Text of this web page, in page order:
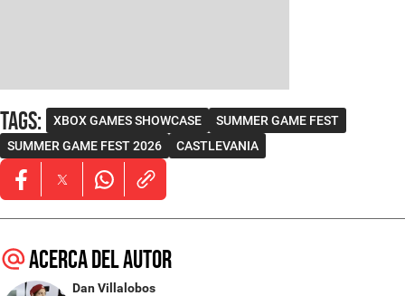
Tags: XBOX GAMES SHOWCASE
SUMMER GAME FEST
SUMMER GAME FEST 2026
CASTLEVANIA
Opens in new window
Opens in new window
Opens in new window
Acerca del autor
Dan Villalobos